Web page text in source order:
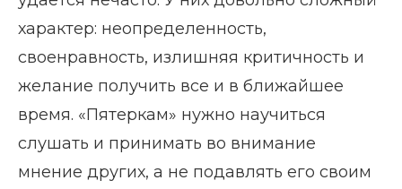
характер: неопределенность,
своенравность, излишняя критичность и
желание получить все и в ближайшее
время. «Пятеркам» нужно научиться
слушать и принимать во внимание
мнение других, а не подавлять его своим